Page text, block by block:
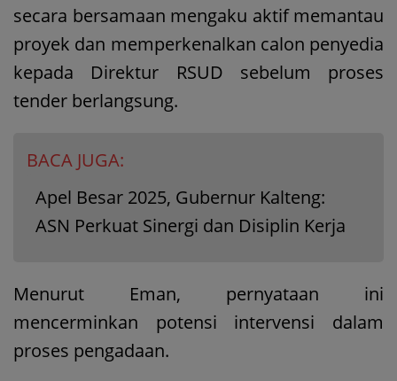
secara bersamaan mengaku aktif memantau
proyek dan memperkenalkan calon penyedia
kepada Direktur RSUD sebelum proses
tender berlangsung.
BACA JUGA:
Apel Besar 2025, Gubernur Kalteng:
ASN Perkuat Sinergi dan Disiplin Kerja
Menurut Eman, pernyataan ini
mencerminkan potensi intervensi dalam
proses pengadaan.